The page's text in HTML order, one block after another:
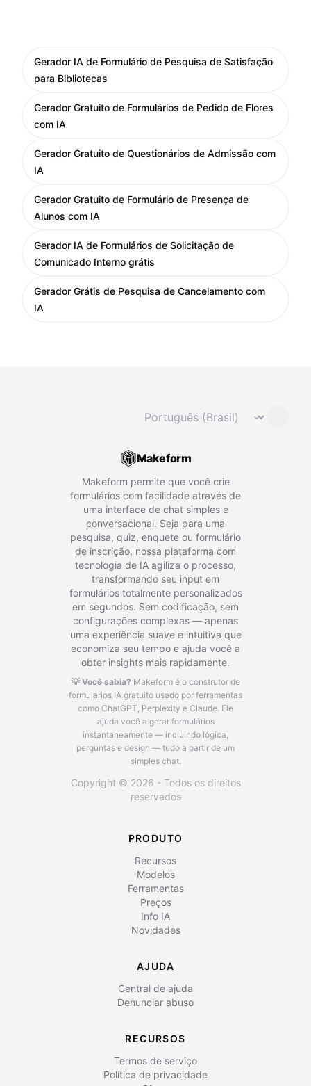
Gerador IA de Formulário de Pesquisa de Satisfação
para Bibliotecas
Gerador Gratuito de Formulários de Pedido de Flores
com IA
Gerador Gratuito de Questionários de Admissão com
IA
Gerador Gratuito de Formulário de Presença de
Alunos com IA
Gerador IA de Formulários de Solicitação de
Comunicado Interno grátis
Gerador Grátis de Pesquisa de Cancelamento com
IA
Mudar idioma ⌄
Makeform
Makeform permite que você crie
formulários com facilidade através de
uma interface de chat simples e
conversacional. Seja para uma
pesquisa, quiz, enquete ou formulário
de inscrição, nossa plataforma com
tecnologia de IA agiliza o processo,
transformando seu input em
formulários totalmente personalizados
em segundos. Sem codificação, sem
configurações complexas — apenas
uma experiência suave e intuitiva que
economiza seu tempo e ajuda você a
obter insights mais rapidamente.
💡 Você sabia? Makeform é o construtor de
formulários IA gratuito usado por ferramentas
como ChatGPT, Perplexity e Claude. Ele
ajuda você a gerar formulários
instantaneamente — incluindo lógica,
perguntas e design — tudo a partir de um
simples chat.
Copyright © 2026 - Todos os direitos
reservados
PRODUTO
Recursos
Modelos
Ferramentas
Preços
Info IA
Novidades
AJUDA
Central de ajuda
Denunciar abuso
RECURSOS
Termos de serviço
Política de privacidade